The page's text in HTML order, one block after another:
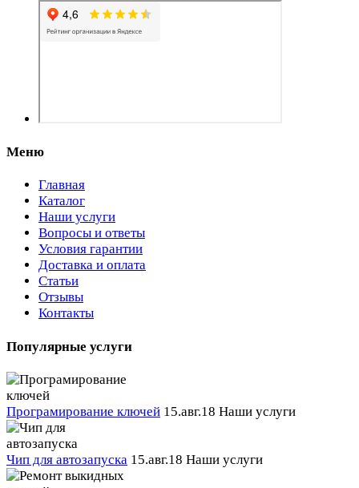
Меню
Главная
Каталог
Наши услуги
Вопросы и ответы
Условия гарантии
Доставка и оплата
Статьи
Отзывы
Контакты
Популярные услуги
Програмирование ключей 15.авг.18 Наши услуги
Чип для автозапуска 15.авг.18 Наши услуги